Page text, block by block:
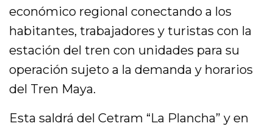
económico regional conectando a los
habitantes, trabajadores y turistas con la
estación del tren con unidades para su
operación sujeto a la demanda y horarios
del Tren Maya.
Esta saldrá del Cetram “La Plancha” y en